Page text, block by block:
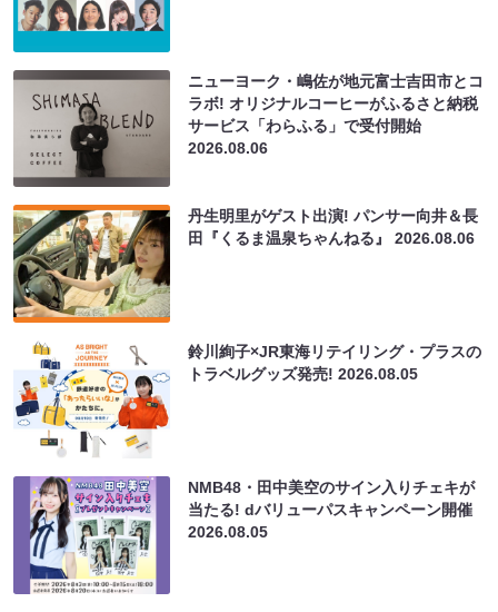
ニューヨーク・嶋佐が地元富士吉田市とコ
ラボ! オリジナルコーヒーがふるさと納税
サービス「わらふる」で受付開始
2026.08.06
丹生明里がゲスト出演! パンサー向井＆長
田『くるま温泉ちゃんねる』2026.08.06
鈴川絢子×JR東海リテイリング・プラスの
トラベルグッズ発売!2026.08.05
NMB48・田中美空のサイン入りチェキが
当たる! dバリューパスキャンペーン開催
2026.08.05